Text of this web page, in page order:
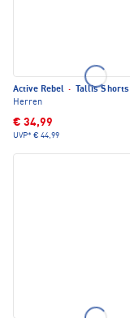
Active Rebel ·
Tallis Shorts
Herren
€ 34,99
UVP* € 44,99